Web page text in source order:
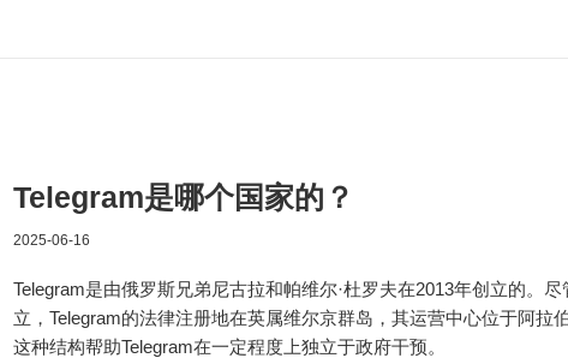
Telegram是哪个国家的？
2025-06-16
Telegram是由俄罗斯兄弟尼古拉和帕维尔·杜罗夫在2013年创立的。尽
立，Telegram的法律注册地在英属维尔京群岛，其运营中心位于阿拉
这种结构帮助Telegram在一定程度上独立于政府干预。